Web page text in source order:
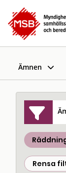
Ämnen
Rensa